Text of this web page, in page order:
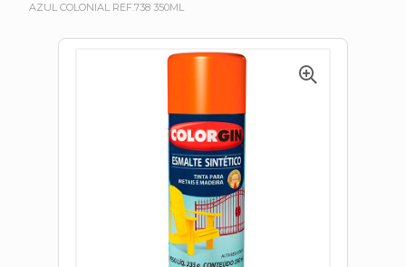
AZUL COLONIAL REF.738 350ML